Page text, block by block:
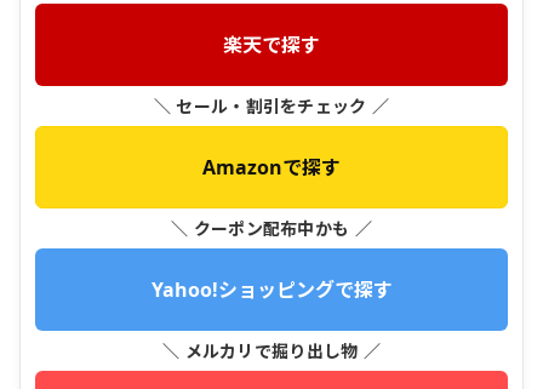
楽天で探す
＼ セール・割引をチェック ／
Amazonで探す
＼ クーポン配布中かも ／
Yahoo!ショッピングで探す
＼ メルカリで掘り出し物 ／